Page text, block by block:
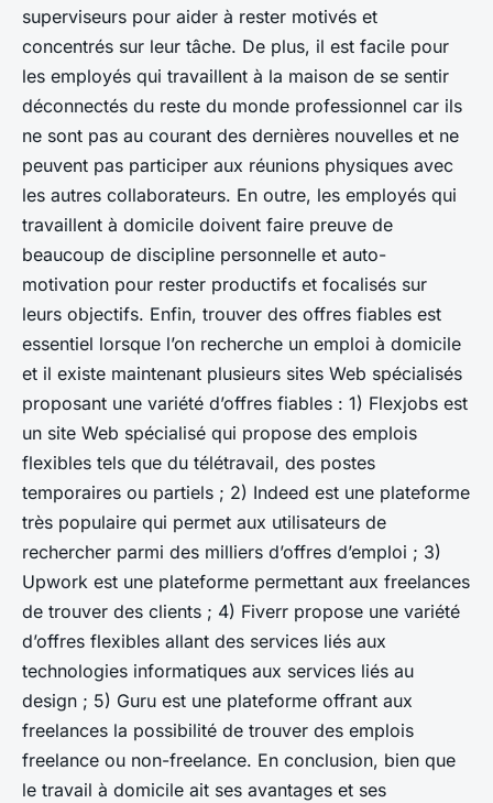
superviseurs pour aider à rester motivés et
concentrés sur leur tâche. De plus, il est facile pour
les employés qui travaillent à la maison de se sentir
déconnectés du reste du monde professionnel car ils
ne sont pas au courant des dernières nouvelles et ne
peuvent pas participer aux réunions physiques avec
les autres collaborateurs. En outre, les employés qui
travaillent à domicile doivent faire preuve de
beaucoup de discipline personnelle et auto-
motivation pour rester productifs et focalisés sur
leurs objectifs. Enfin, trouver des offres fiables est
essentiel lorsque l’on recherche un emploi à domicile
et il existe maintenant plusieurs sites Web spécialisés
proposant une variété d’offres fiables : 1) Flexjobs est
un site Web spécialisé qui propose des emplois
flexibles tels que du télétravail, des postes
temporaires ou partiels ; 2) Indeed est une plateforme
très populaire qui permet aux utilisateurs de
rechercher parmi des milliers d’offres d’emploi ; 3)
Upwork est une plateforme permettant aux freelances
de trouver des clients ; 4) Fiverr propose une variété
d’offres flexibles allant des services liés aux
technologies informatiques aux services liés au
design ; 5) Guru est une plateforme offrant aux
freelances la possibilité de trouver des emplois
freelance ou non-freelance. En conclusion, bien que
le travail à domicile ait ses avantages et ses